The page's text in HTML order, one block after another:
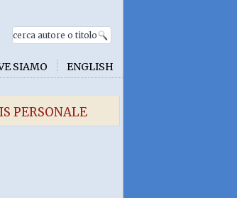
SIAMO ENGLISH
PERSONALE